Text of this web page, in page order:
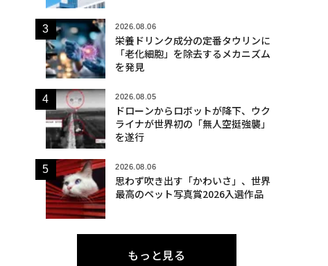
2026.08.06
栄養ドリンク成分の定番タウリンに
「老化細胞」を除去するメカニズム
を発見
2026.08.05
ドローンからロボットが降下、ウク
ライナが世界初の「無人空挺強襲」
を遂行
2026.08.06
思わず吹き出す「かわいさ」、世界
最高のペット写真賞2026入選作品
もっと見る